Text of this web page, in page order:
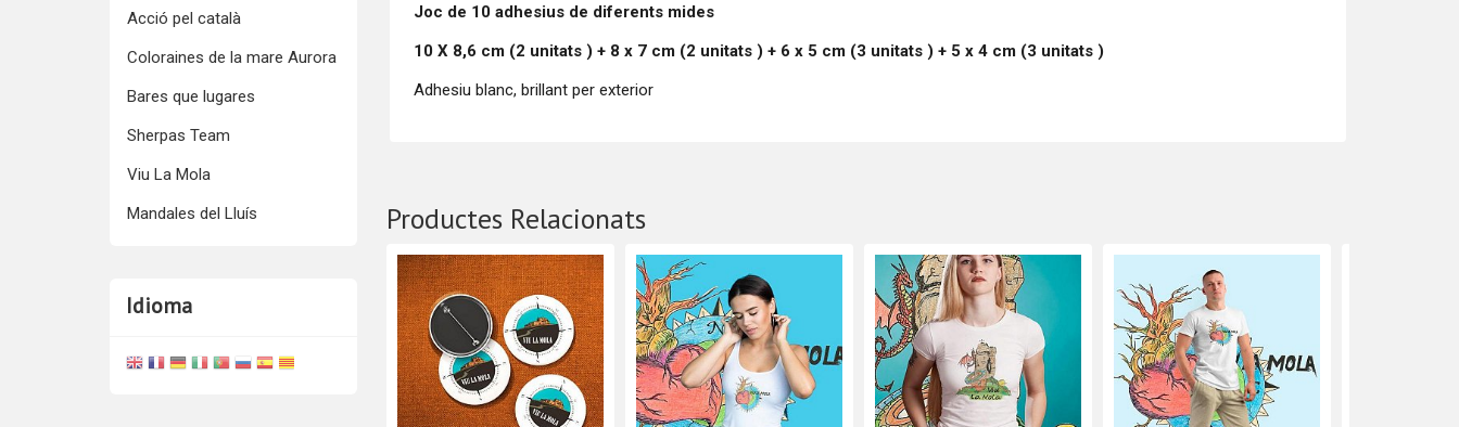
Acció pel català
Coloraines de la mare Aurora
Bares que lugares
Sherpas Team
Viu La Mola
Mandales del Lluís
Idioma
Joc de 10 adhesius de diferents mides
10 X 8,6 cm (2 unitats) + 8 x 7 cm (2 unitats) + 6 x 5 cm (3 unitats) + 5 x 4 cm (3 unitats)
Adhesiu blanc, brillant per exterior
Productes Relacionats